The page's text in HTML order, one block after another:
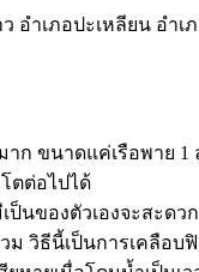
ำเภอปะเหลียน อำเ
าก ขนาดแค่เรือพาย
ตต่อไปได้
นของตัวเองจะสะด
วิธีนี้เป็นการเคลือบ